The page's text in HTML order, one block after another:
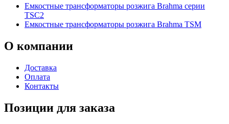
Емкостные трансформаторы розжига Brahma серии
TSC2
Емкостные трансформаторы розжига Brahma TSM
О компании
Доставка
Оплата
Контакты
Позиции для заказа